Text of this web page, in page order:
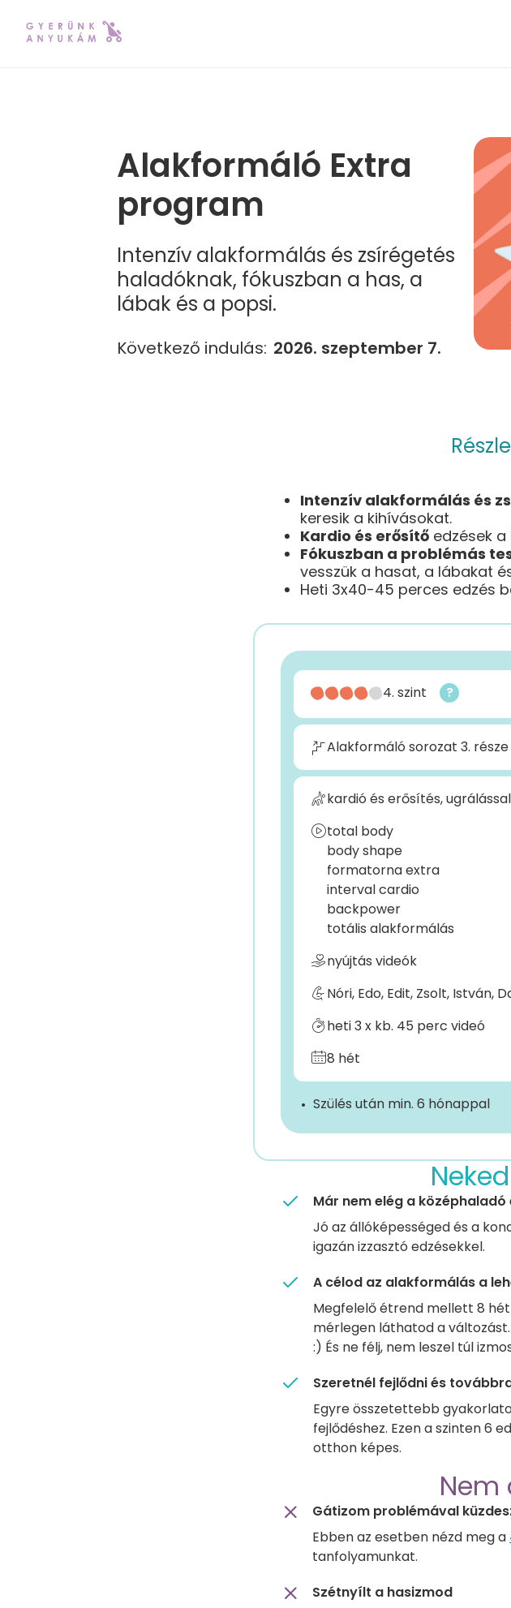
Alakformáló Extra
program
Intenzív alakformálás és zsírégetés
haladóknak, fókuszban a has, a
lábak és a popsi.
Következő indulás: 2026. szeptember 7.
Intenzív alakformálás és
keresik a kihívásokat.
Kardio és erősítő edzések
Fókuszban a problémás
vesszük a hasat, a lábakat
Heti 3x40-45 perces edzés
4. szint ?
Alakformáló sorozat 3. része
kardió és erősítés, ugrálással
total body
body shape
formatorna extra
interval cardio
backpower
totális alakformálás
nyújtás videók
Nóri, Edo, Edit, Zsolt, István,
heti 3 x kb. 45 perc videó
8 hét
Szülés után min. 6 hónappal
Már nem elég a
Jó az állóképességed és a
igazán izzasztó edzésekkel.
A célod az alakformálás a
Megfelelő étrend mellett 8
mérlegen láthatod a
:) És ne félj, nem leszel túl
Szeretnél fejlődni és
Egyre összetettebb
fejlődéshez. Ezen a szinten 6
otthon képes.
Nem
Gátizom problémával
Ebben az esetben nézd meg a
tanfolyamunkat.
Szétnyílt a hasizmod